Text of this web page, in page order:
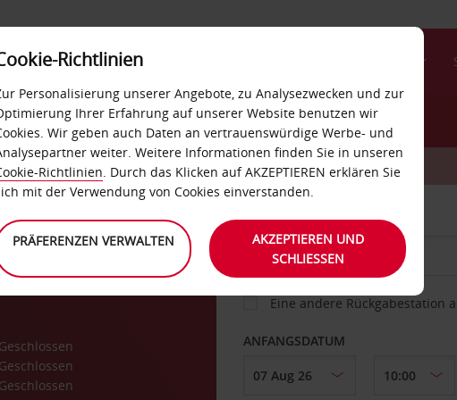
SELF-SERVICES
Geschlossen
Geschlossen
Geschlossen
FAHRZEUG
ABHOLEN VON
Eine andere Rückgabestation
ANFANGSDATUM
Richtlinien
Personalisierung unserer Angebote, zu Analysezwecken und zur
Ihrer Erfahrung auf unserer Website benutzen wir
Wir geben auch Daten an vertrauenswürdige Werbe- und
weiter. Weitere Informationen finden Sie in unseren
Richtlinien. Durch das Klicken auf AKZEPTIEREN erklären Sie
mit der Verwendung von Cookies einverstanden.
PRÄFERENZEN VERWALTEN
AKZEPTIEREN UND
SCHLIESSEN